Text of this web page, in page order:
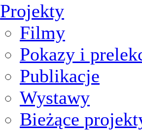
Projekty
Filmy
Pokazy i
Publikacje
Wystawy
Bieżące